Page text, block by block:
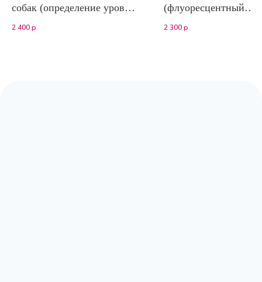
собак (определение уровня
2 400р.
(флуоресцентный
2 300р.